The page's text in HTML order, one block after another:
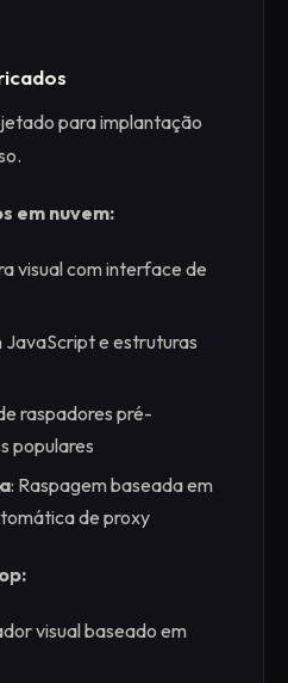
para implantação
em nuvem:
visual com interface de
JavaScript e estruturas
raspadores pré-
populares
: Raspagem baseada em
de proxy
visual baseado em